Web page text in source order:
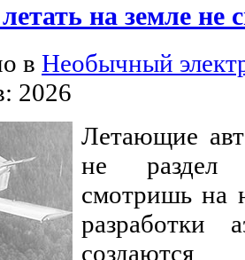
на земле не
в Необычный
2026
Летающие
не раздел
смотришь на
разработки
создаются